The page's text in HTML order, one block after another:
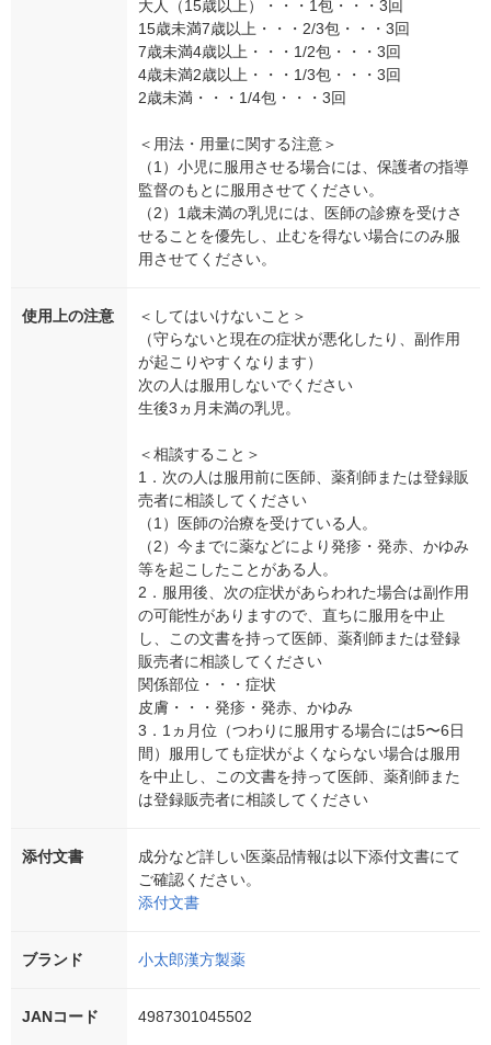
大人（15歳以上）・・・1包・・・3回
15歳未満7歳以上・・・2/3包・・・3回
7歳未満4歳以上・・・1/2包・・・3回
4歳未満2歳以上・・・1/3包・・・3回
2歳未満・・・1/4包・・・3回
＜用法・用量に関する注意＞
（1）小児に服用させる場合には、保護者の指導
監督のもとに服用させてください。
（2）1歳未満の乳児には、医師の診療を受けさ
せることを優先し、止むを得ない場合にのみ服
用させてください。
使用上の注意
＜してはいけないこと＞
（守らないと現在の症状が悪化したり、副作用
が起こりやすくなります）
次の人は服用しないでください
生後3ヵ月未満の乳児。
＜相談すること＞
1．次の人は服用前に医師、薬剤師または登録販
売者に相談してください
（1）医師の治療を受けている人。
（2）今までに薬などにより発疹・発赤、かゆみ
等を起こしたことがある人。
2．服用後、次の症状があらわれた場合は副作用
の可能性がありますので、直ちに服用を中止
し、この文書を持って医師、薬剤師または登録
販売者に相談してください
関係部位・・・症状
皮膚・・・発疹・発赤、かゆみ
3．1ヵ月位（つわりに服用する場合には5〜6日
間）服用しても症状がよくならない場合は服用
を中止し、この文書を持って医師、薬剤師また
は登録販売者に相談してください
添付文書
成分など詳しい医薬品情報は以下添付文書にて
ご確認ください。
添付文書
ブランド 小太郎漢方製薬
JANコード 4987301045502